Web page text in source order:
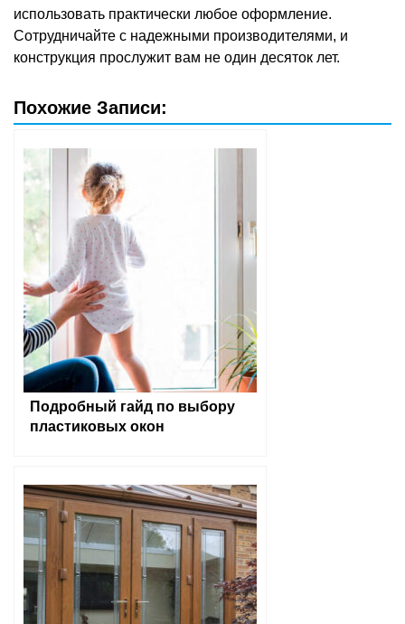
использовать практически любое оформление.
Сотрудничайте с надежными производителями, и
конструкция прослужит вам не один десяток лет.
Похожие Записи:
Подробный гайд по выбору
пластиковых окон